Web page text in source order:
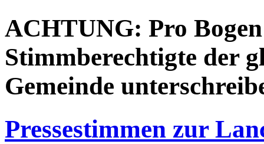
ACHTUNG: Pro
Stimmberechtigte der
Gemeinde
Pressestimmen zur